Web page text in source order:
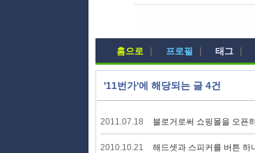
홈으로 프로필 태그
'11번가'에 해당되는 글 4건
2011.07.18 블로거로써 쇼핑몰을 오픈
2010.10.21 해드셋과 스피커를 버튼 하